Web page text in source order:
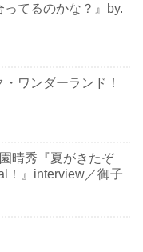
ってるのかな？』by.
ワンダーランド！
晴秀『夏がきたぞ
！』interview／御子